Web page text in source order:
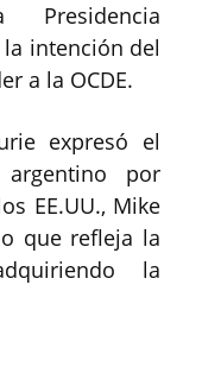
la intención del
a la OCDE.
expresó el
por
EE.UU., Mike
que refleja la
la